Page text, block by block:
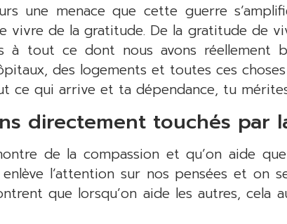
une menace que cette guerre
vivre de la gratitude. De la gratitude de
à tout ce dont nous avons réellement
des logements et toutes ces
ce qui arrive et ta dépendance, tu
directement touchés par
de la compassion et qu’on aide
l’attention sur nos pensées et on
que lorsqu’on aide les autres, cela